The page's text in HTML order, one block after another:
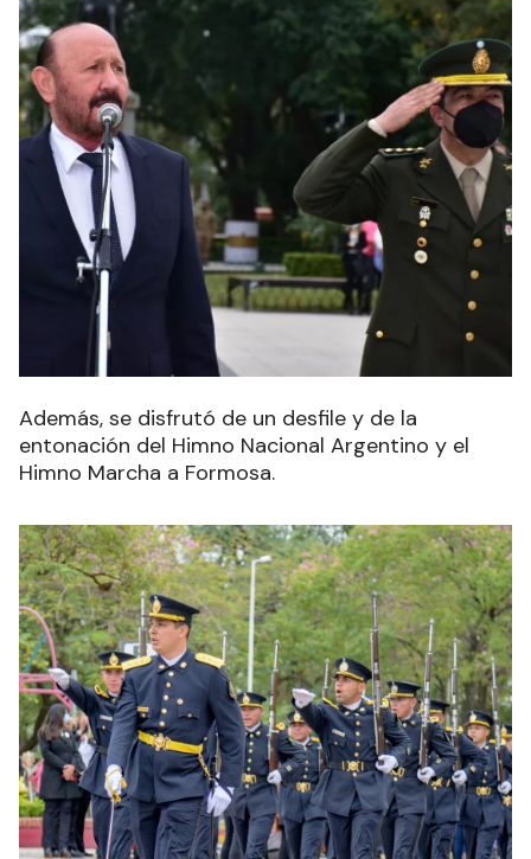
Además, se disfrutó de un desfile y de la
entonación del Himno Nacional Argentino y el
Himno Marcha a Formosa.